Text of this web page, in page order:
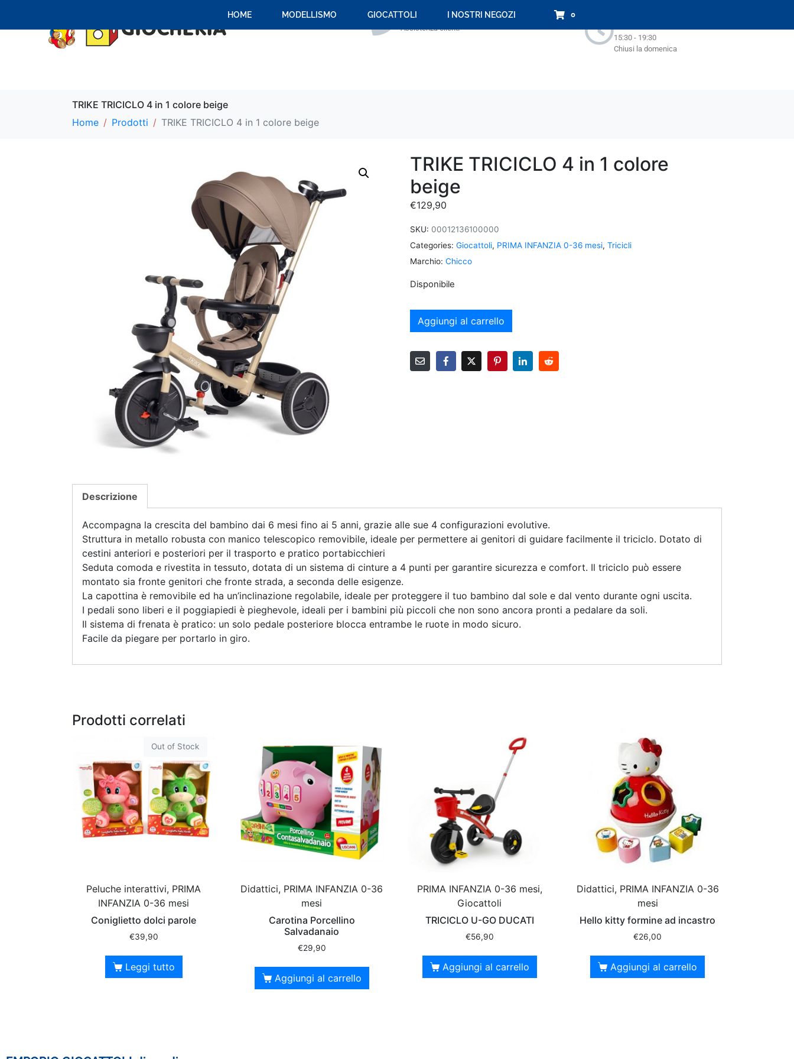
+39 059 694 092
Assistenza clienti
15:30 - 19:30
Chiusi la domenica
HOME MODELLISMO GIOCATTOLI I NOSTRI NEGOZI 0
TRIKE TRICICLO 4 in 1 colore beige
Home
Prodotti TRIKE TRICICLO 4 in 1 colore beige
TRIKE TRICICLO 4 in 1 colore
beige
€129,90
SKU: 00012136100000
Categories: Giocattoli, PRIMA INFANZIA 0-36 mesi, Tricicli
Marchio: Chicco
Disponibile
Aggiungi al carrello
Descrizione
Accompagna la crescita del bambino dai 6 mesi fino ai 5 anni, grazie alle sue 4 configurazioni evolutive.
Struttura in metallo robusta con manico telescopico removibile, ideale per permettere ai genitori di guidare facilmente il triciclo. Dotato di
cestini anteriori e posteriori per il trasporto e pratico portabicchieri
Seduta comoda e rivestita in tessuto, dotata di un sistema di cinture a 4 punti per garantire sicurezza e comfort. Il triciclo può essere
montato sia fronte genitori che fronte strada, a seconda delle esigenze.
La capottina è removibile ed ha un’inclinazione regolabile, ideale per proteggere il tuo bambino dal sole e dal vento durante ogni uscita.
I pedali sono liberi e il poggiapiedi è pieghevole, ideali per i bambini più piccoli che non sono ancora pronti a pedalare da soli.
Il sistema di frenata è pratico: un solo pedale posteriore blocca entrambe le ruote in modo sicuro.
Facile da piegare per portarlo in giro.
Prodotti correlati
Out of Stock
Peluche interattivi, PRIMA
INFANZIA 0-36 mesi
Coniglietto dolci parole
€39,90
Leggi tutto
Didattici, PRIMA INFANZIA 0-36
mesi
Carotina Porcellino
Salvadanaio
€29,90
Aggiungi al carrello
PRIMA INFANZIA 0-36 mesi,
Giocattoli
TRICICLO U-GO DUCATI
€56,90
Aggiungi al carrello
Didattici, PRIMA INFANZIA 0-36
mesi
Hello kitty formine ad incastro
€26,00
Aggiungi al carrello